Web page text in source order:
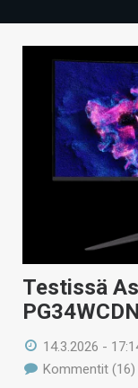
TECHBBS
TIETOA
HINTA.FI
KAUPPA
VAIHDA TEEMA
HAKU
Testissä
14.3.2026 -
Kommentit (16)